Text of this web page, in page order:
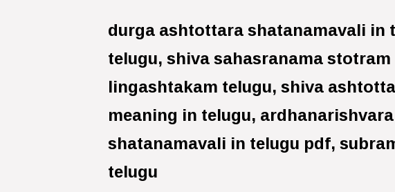
durga ashtottara shatanamavali in
telugu, shiva sahasranama
lingashtakam telugu, shiva
meaning in telugu,
shatanamavali in telugu pdf,
telugu